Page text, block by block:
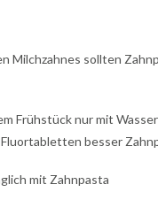
Milchzahnes sollten
Frühstück nur mit
besser
mit Zahnpasta